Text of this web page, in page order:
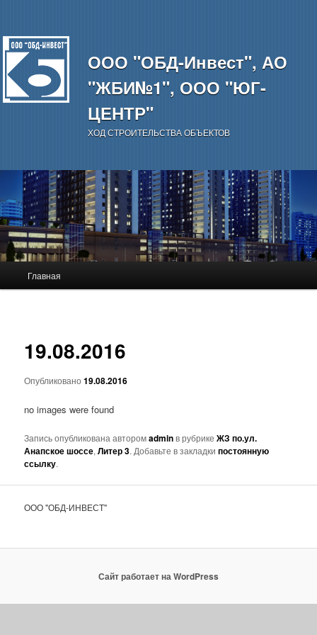
ООО "ОБД-Инвест", АО
"ЖБИ№1", ООО "ЮГ-
ЦЕНТР"
ХОД СТРОИТЕЛЬСТВА ОБЪЕКТОВ
Перейти
Главная
19.08.2016
Опубликовано19.08.2016
no images were found
Запись опубликована авторомadminв рубрикеЖЗ по.ул.
Анапское шоссе,Литер 3. Добавьте в закладкипостоянную
ссылку.
ООО "ОБД-ИНВЕСТ"
Сайт работает на WordPress